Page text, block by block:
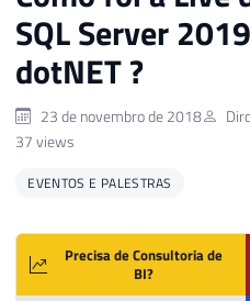
SQL Server
dotNET ?
23 de novembro de 2018
37 views
EVENTOS E PALESTRAS
Precisa de Consultoria de
BI?